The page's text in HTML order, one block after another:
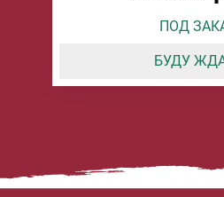
ПОД
БУДУ